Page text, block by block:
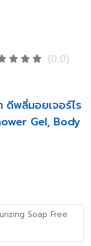
(0.0)
ดีพลี่มอยเจอร์ไร
Gel, Body
Soap Free